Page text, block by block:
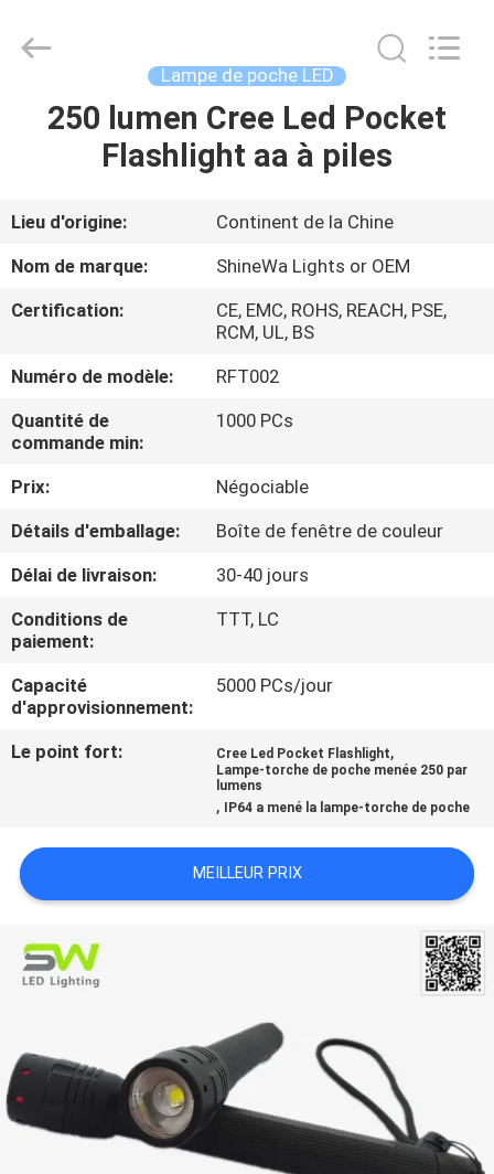
PRODUITS
À
PROPOS
DE
NOUS
VISITE
DE
L'USINE
DE
QUALITÉ
NOUS
CONTACTER
LES
AFFAIRES
International
Trade
Reserved.
Lampe de poche LED
250 lumen Cree Led Pocket
Flashlight aa à piles
Lieu d'origine:
Continent de la Chine
Nom de marque:
ShineWa Lights or OEM
Certification:
CE, EMC, ROHS, REACH, PSE,
RCM, UL, BS
Numéro de modèle:
RFT002
Quantité de
commande min:
1000 PCs
Prix:
Négociable
Détails d'emballage:
Boîte de fenêtre de couleur
Délai de livraison:
30-40 jours
Conditions de
paiement:
TTT, LC
Capacité
d'approvisionnement:
5000 PCs/jour
Le point fort: Cree Led Pocket Flashlight,
Lampe-torche de poche menée 250 par
lumens
, IP64 a mené la lampe-torche de poche
MEILLEUR PRIX